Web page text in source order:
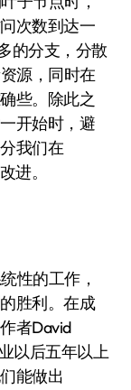
次数到达一
的分支，分散
源，同时在
些。除此之
开始时，避
我们在
进。
性的工作，
胜利。在成
者David
以后五年以上
能做出